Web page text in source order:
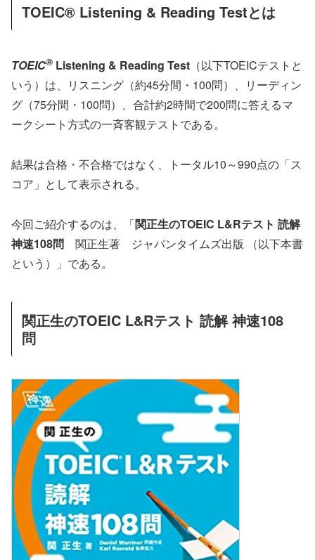
TOEIC® Listening & Reading Testとは
TOEIC® Listening & Reading Test （以下TOEICテストと
いう）は、リスニング（約45分間・100問）、リーディン
グ（75分間・100問）、合計約2時間で200問に答えるマ
ークシート方式の一斉客観テストである。
結果は合格・不合格ではなく、トータル10～990点の「ス
コア」として表示される。
今回ご紹介するのは、「関正生のTOEIC L&Rテスト 読解
神速108問 関正生著 ジャパンタイムズ出版 （以下本書
という）」である。
関正生のTOEIC L&Rテスト 読解 神速108
問